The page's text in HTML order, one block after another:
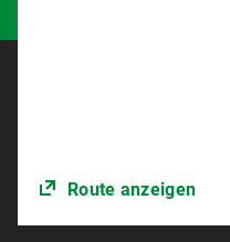
Route anzeigen